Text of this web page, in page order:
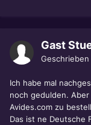
Gast
Geschrieben
Ich habe mal
noch gedulden.
Avides.com zu
Das ist ne Deutsche